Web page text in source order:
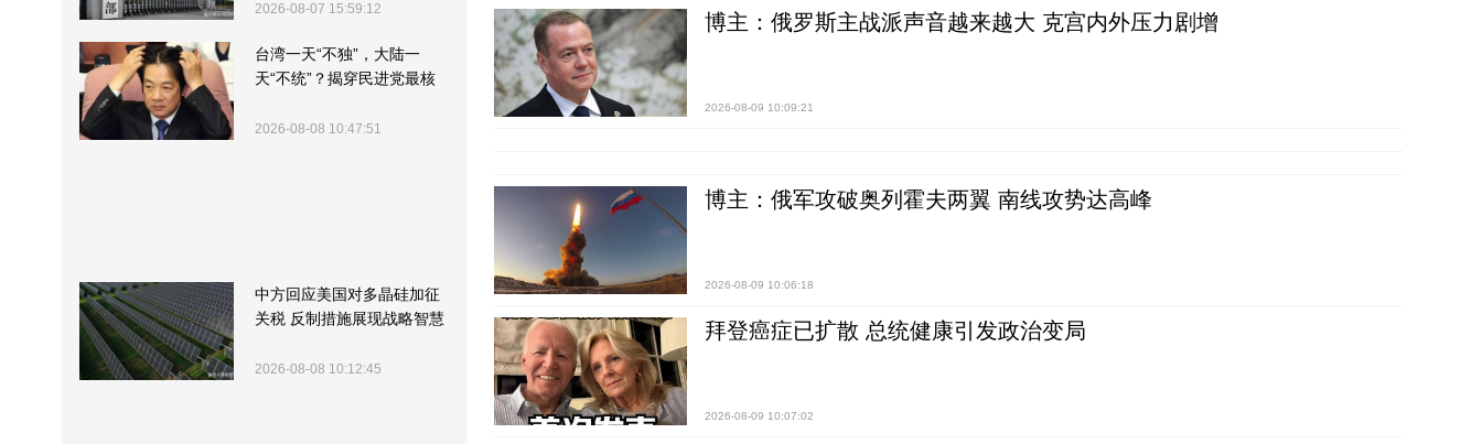
2026-08-07 15:59:12
台湾一天“不独”，大陆一
天“不统”？揭穿民进党最核
2026-08-08 10:47:51
中方回应美国对多晶硅加征
关税 反制措施展现战略智慧
2026-08-08 10:12:45
博主：俄罗斯主战派声音越来越大 克宫内外压力剧增
2026-08-09 10:09:21
博主：俄军攻破奥列霍夫两翼 南线攻势达高峰
2026-08-09 10:06:18
拜登癌症已扩散 总统健康引发政治变局
2026-08-09 10:07:02